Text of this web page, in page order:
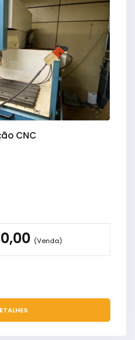
CNC
(Venda)